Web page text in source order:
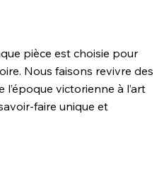
pièce est choisie pour
Nous faisons revivre des
victorienne à l’art
faire unique et